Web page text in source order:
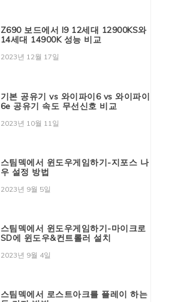
Z690 보드에서 I9 12세대 12900KS와
14세대 14900K 성능 비교
2023년 12월 17일
기본 공유기 vs 와이파이6 vs 와이파이
6e 공유기 속도 무선신호 비교
2023년 10월 11일
스팀덱에서 윈도우게임하기-지포스 나
우 설정 방법
2023년 9월 5일
스팀덱에서 윈도우게임하기-마이크로
SD에 윈도우&컨트롤러 설치
2023년 9월 4일
스팀덱에서 로스트아크를 플레이 하는